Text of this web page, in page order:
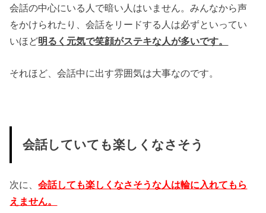
会話の中心にいる人で暗い人はいません。みんなから声
をかけられたり、会話をリードする人は必ずといってい
いほど明るく元気で笑顔がステキな人が多いです。
それほど、会話中に出す雰囲気は大事なのです。
会話していても楽しくなさそう
次に、会話しても楽しくなさそうな人は輪に入れてもら
えません。